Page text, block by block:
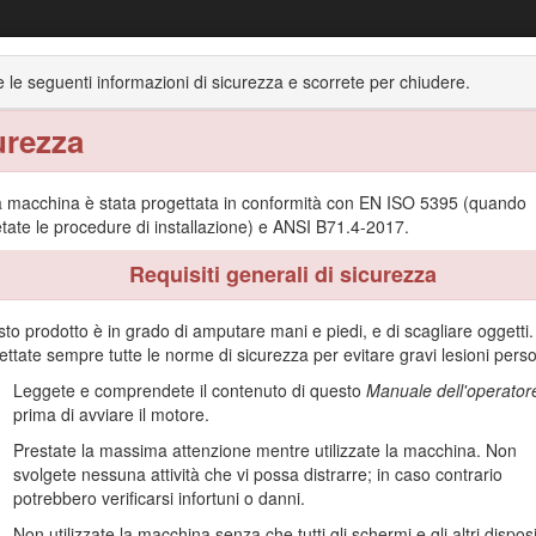
le seguenti informazioni di sicurezza e scorrete per chiudere.
macchina è stata progettata in conformità con EN ISO 5395 (quando
le procedure di installazione) e ANSI B71.4-2017.
Requisiti generali di sicurezza
prodotto è in grado di amputare mani e piedi, e di scagliare oggetti.
sempre tutte le norme di sicurezza per evitare gravi lesioni
Leggete e comprendete il contenuto di questo Manuale
prima di avviare il motore.
Prestate la massima attenzione mentre utilizzate la macchina. Non
svolgete nessuna attività che vi possa distrarre; in caso contrario
potrebbero verificarsi infortuni o danni.
Trattorino Groundsmaster® 4300-D
generale del prodotto
e lame rotanti, pensato per essere utilizzato da
l'erba di parchi, campi sportivi e aree verdi commerciali.
per voi e gli astanti.
utilizzare e mantenere correttamente il prodotto ed evitare
di formazione sulla sicurezza e il funzionamento dei prodotti,
prodotto.
rivolgetevi a un Distributore Toro autorizzato o ad un